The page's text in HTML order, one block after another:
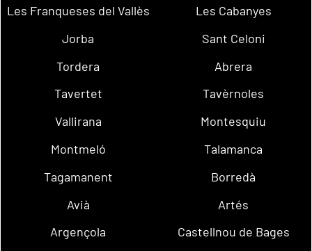
Les Franqueses del Vallès
Les Cabanyes
Jorba
Sant Celoni
Tordera
Abrera
Tavertet
Tavèrnoles
Vallirana
Montesquiu
Montmeló
Talamanca
Tagamanent
Borredà
Avià
Artés
Argençola
Castellnou de Bages